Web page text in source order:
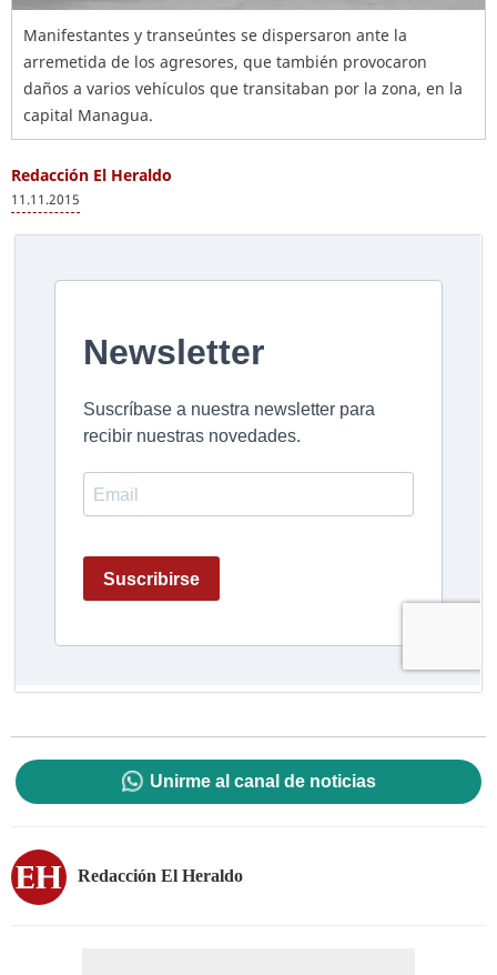
Manifestantes y transeúntes se dispersaron ante la
arremetida de los agresores, que también provocaron
daños a varios vehículos que transitaban por la zona, en la
capital Managua.
Redacción El Heraldo
11.11.2015
Unirme al canal de noticias
Redacción El Heraldo